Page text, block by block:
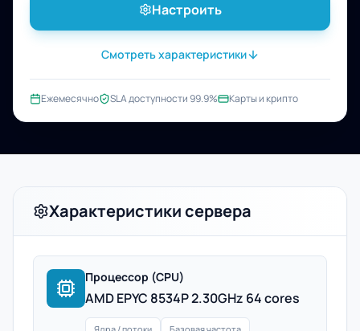
Настроить
Смотреть характеристики
Ежемесячно SLA доступности 99.9% Карты и крипто
Характеристики сервера
Процессор (CPU)
AMD EPYC 8534P 2.30GHz 64 cores